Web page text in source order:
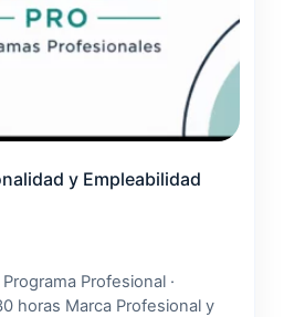
y Empleabilidad
Programa Profesional ·
horas Marca Profesional y